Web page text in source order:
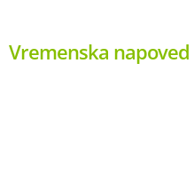
Vremenska